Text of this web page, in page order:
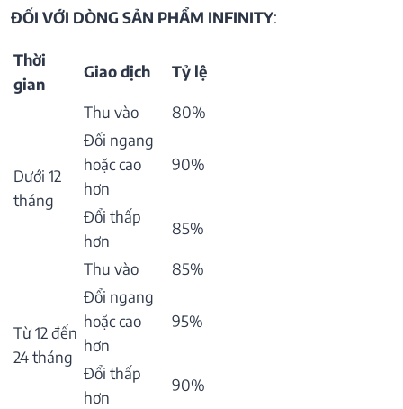
ĐỐI VỚI DÒNG SẢN PHẨM INFINITY:
Thời
gian
Giao dịch Tỷ lệ
Dưới 12
tháng
Thu vào
80%
Đổi ngang
hoặc cao
hơn
90%
Đổi thấp
hơn
85%
Từ 12 đến
24 tháng
Thu vào
85%
Đổi ngang
hoặc cao
hơn
95%
Đổi thấp
hơn
90%